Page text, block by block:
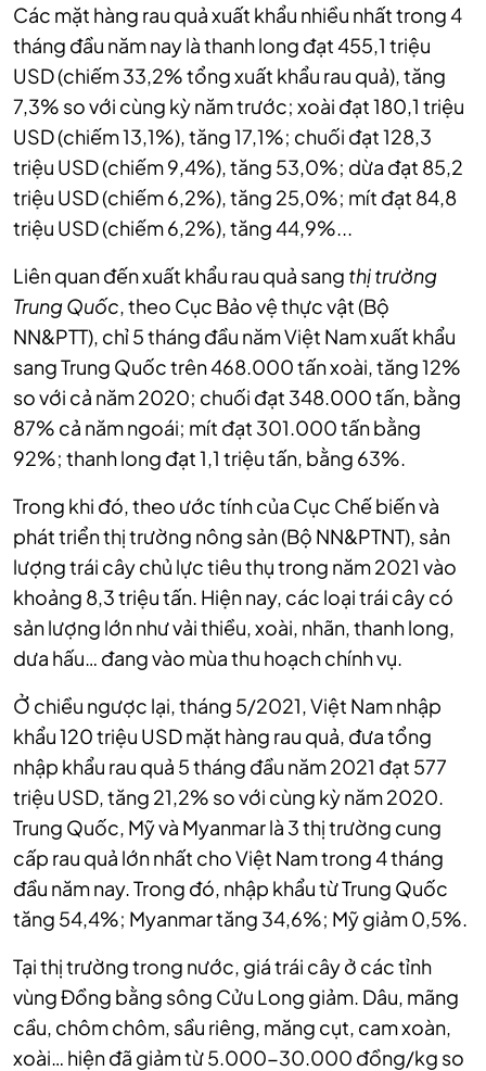
Các mặt hàng rau quả xuất khẩu nhiều nhất trong 4
tháng đầu năm nay là thanh long đạt 455,1 triệu
USD (chiếm 33,2% tổng xuất khẩu rau quả), tăng
7,3% so với cùng kỳ năm trước; xoài đạt 180,1 triệu
USD (chiếm 13,1%), tăng 17,1%; chuối đạt 128,3
triệu USD (chiếm 9,4%), tăng 53,0%; dừa đạt 85,2
triệu USD (chiếm 6,2%), tăng 25,0%; mít đạt 84,8
triệu USD (chiếm 6,2%), tăng 44,9%...
Liên quan đến xuất khẩu rau quả sang thị trường
Trung Quốc, theo Cục Bảo vệ thực vật (Bộ
NN&PTT), chỉ 5 tháng đầu năm Việt Nam xuất khẩu
sang Trung Quốc trên 468.000 tấn xoài, tăng 12%
so với cả năm 2020; chuối đạt 348.000 tấn, bằng
87% cả năm ngoái; mít đạt 301.000 tấn bằng
92%; thanh long đạt 1,1 triệu tấn, bằng 63%.
Trong khi đó, theo ước tính của Cục Chế biến và
phát triển thị trường nông sản (Bộ NN&PTNT), sản
lượng trái cây chủ lực tiêu thụ trong năm 2021 vào
khoảng 8,3 triệu tấn. Hiện nay, các loại trái cây có
sản lượng lớn như vải thiều, xoài, nhãn, thanh long,
dưa hấu… đang vào mùa thu hoạch chính vụ.
Ở chiều ngược lại, tháng 5/2021, Việt Nam nhập
khẩu 120 triệu USD mặt hàng rau quả, đưa tổng
nhập khẩu rau quả 5 tháng đầu năm 2021 đạt 577
triệu USD, tăng 21,2% so với cùng kỳ năm 2020.
Trung Quốc, Mỹ và Myanmar là 3 thị trường cung
cấp rau quả lớn nhất cho Việt Nam trong 4 tháng
đầu năm nay. Trong đó, nhập khẩu từ Trung Quốc
tăng 54,4%; Myanmar tăng 34,6%; Mỹ giảm 0,5%.
Tại thị trường trong nước, giá trái cây ở các tỉnh
vùng Đồng bằng sông Cửu Long giảm. Dâu, mãng
cầu, chôm chôm, sầu riêng, măng cụt, cam xoàn,
xoài… hiện đã giảm từ 5.000-30.000 đồng/kg so